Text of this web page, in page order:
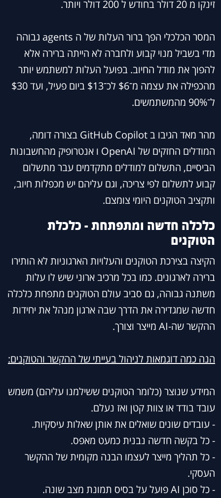
זינקו מ 20 דולר בחודש ל 200 דולר ויותר.
המסר הכלכלי הפך ברור העלות של ה agents גבוהה
מדי בשביל מנוי קבוע ולחברה לא הייתה ברירה אלא
להפוך את מודל החיוב. בפועל העלות למשתמש יותר
מהכפילה את עצמה מ־$6 לכ־$13 ביום פעיל, ועד $30
ל־90% מהמשתמשים.
מהר מאד הגיבו ב GitHub Copilot בצורה דומה,
המודלים החזקים של OpenAI ו אנטרופיק מהחשבונות
הביסיים, התשלום למודלים מתקדמים עבר מתשלום
קבוע לתשלום לפי צריכה, וגם עליהם יש מכפלות חיוב,
ותקציב הטוקנים היומי צומצם.
כלכלה חדשה ומתפתחת - כלכלת
הטוקנים
הקיצה בצירכת הטוקנים והעלויות הארגוניות לא הותירו
ברירה לארגונים. כמו בכל מרכיב ארוני שיש לו עלות
משתנה גבוהה, גם סביב עולם הטוקנים מתפחת כלכלה
חדשה שמגדירה את הדרך שבה ארגון מנהל את יחידות
ההקשר שה-AI מייצר וצורך.
הנה כמה דוגמאות לניהול בעייתי של ההקשר והטוקנים:
המידע שנוצר (כלומר הטוקנים ששילמנו עליהם) משמש
עובד בודד או צוות קטן ואז נעלם.
- עובדים שונים שואלים את אותן שאלות עיסקיות.
- כל בקשה חדשה נבנית כמעט מאפס.
- כל תהליך מייצר לעצמו הבנה מקומית של ההקשר
העסקי.
- כל סוכן AI פועל על בסיס תמונת מצב שונה.